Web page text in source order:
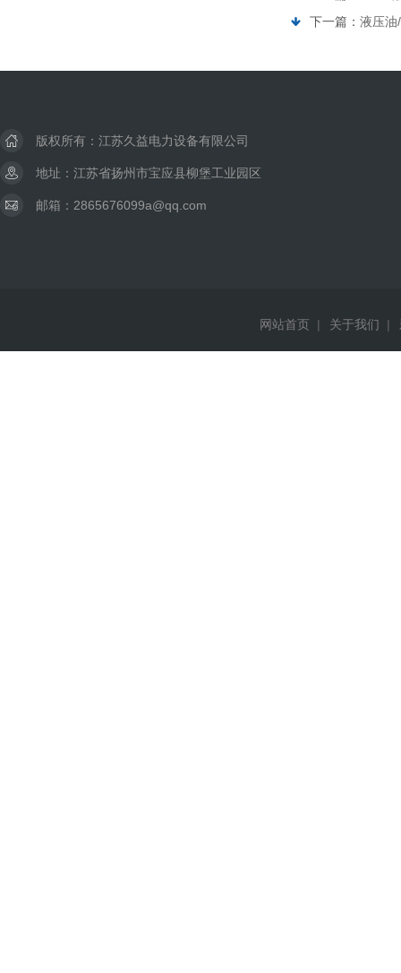
下一篇： 液压油
版权所有：江苏久益电力设备有限公司
地址：江苏省扬州市宝应县柳堡工业园区
邮箱：2865676099a@qq.com
网站首页 | 关于我们 |